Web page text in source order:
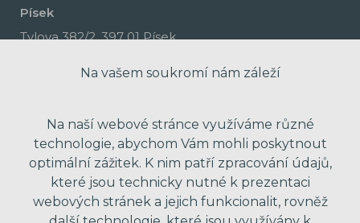
Písek
Tylova 382/2, 397 01 Písek
Na vašem soukromí nám záleží
Na naší webové stránce využíváme různé
technologie, abychom Vám mohli poskytnout
optimální zážitek. K nim patří zpracování údajů,
které jsou technicky nutné k prezentaci
webových stránek a jejich funkcionalit, rovněž